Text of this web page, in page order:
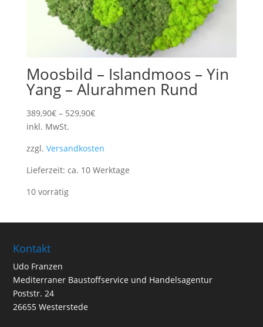
Moosbild – Islandmoos – Yin
Yang – Alurahmen Rund
389,90€– 529,90€
inkl. MwSt.
zzgl. Versandkosten
Lieferzeit: ca. 10 Werktage
10 vorrätig
Kontakt
Udo Franzen
Mediterraner Baustoffservice und Handelsagentur
Poststr. 24
26655 Westerstede